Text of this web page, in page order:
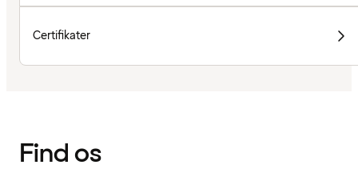
Certifikater
Find os